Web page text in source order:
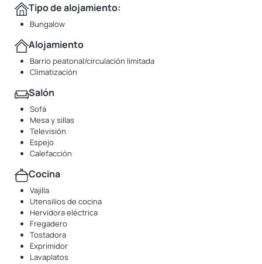
Tipo de alojamiento:
Bungalow
Alojamiento
Barrio peatonal/circulación limitada
Climatización
Salón
Sofá
Mesa y sillas
Televisión
Espejo
Calefacción
Cocina
Vajilla
Utensilios de cocina
Hervidora eléctrica
Fregadero
Tostadora
Exprimidor
Lavaplatos